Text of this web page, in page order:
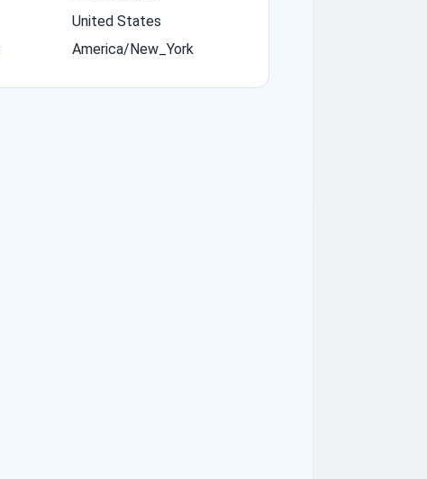
United States
America/New_York